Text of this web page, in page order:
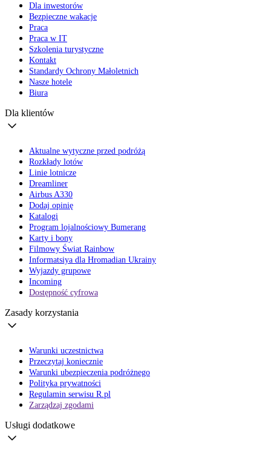
Dla inwestorów
Bezpieczne wakacje
Praca
Praca w IT
Szkolenia turystyczne
Kontakt
Standardy Ochrony Małoletnich
Nasze hotele
Biura
Dla klientów
Aktualne wytyczne przed podróżą
Rozkłady lotów
Linie lotnicze
Dreamliner
Airbus A330
Dodaj opinię
Katalogi
Program lojalnościowy Bumerang
Karty i bony
Filmowy Świat Rainbow
Informatsiya dla Hromadian Ukrainy
Wyjazdy grupowe
Incoming
Dostępność cyfrowa
Zasady korzystania
Warunki uczestnictwa
Przeczytaj koniecznie
Warunki ubezpieczenia podróżnego
Polityka prywatności
Regulamin serwisu R.pl
Zarządzaj zgodami
Usługi dodatkowe